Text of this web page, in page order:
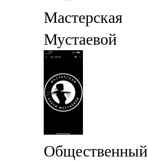
Мастерская
Мустаевой
Общественный